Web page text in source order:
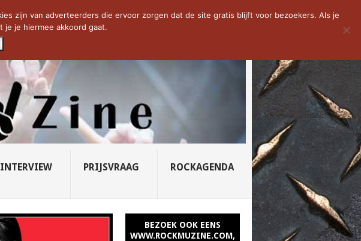
KOMT TERUG IN 0... CD VAN DE WEEK: SLEEPING...
INTERVIEW PRIJSVRAAG ROCKAGENDA
BEZOEK OOK EENS
WWW.ROCKMUZINE.COM,
zijn van adverteerders die ervoor zorgen dat de site gratis blijft voor bezoekers. Als je
je hiermee akkoord gaat.